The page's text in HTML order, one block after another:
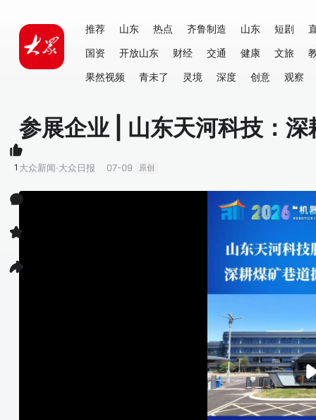
推荐 山东 热点 齐鲁制造 山东 短剧
国资
开放山东 财经 交通 健康 文旅
果然视频
青未了 灵境 深度 创意 观察
参展企业 | 山东天河科技：
大众新闻·大众日报 07-09 原创
1